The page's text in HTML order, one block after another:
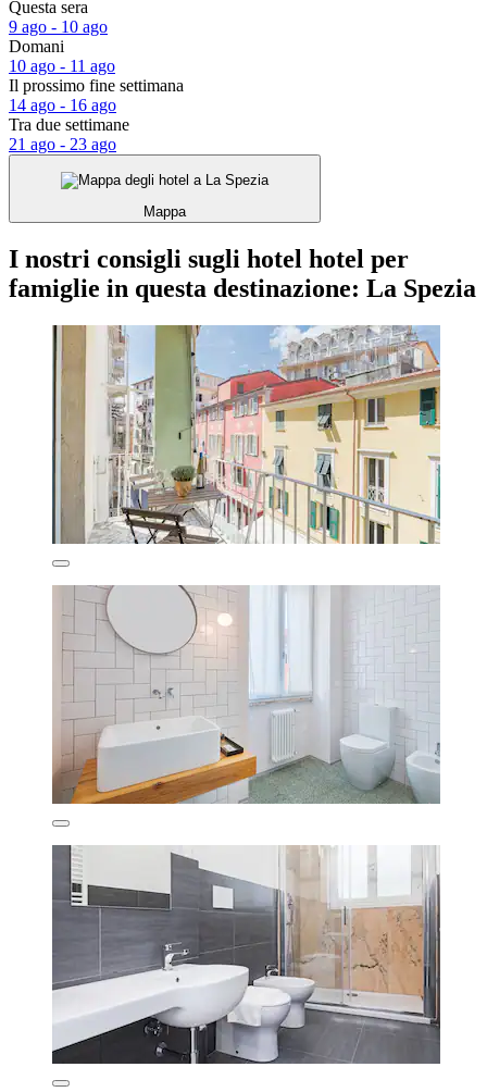
Questa sera
9 ago - 10 ago
Domani
10 ago - 11 ago
Il prossimo fine settimana
14 ago - 16 ago
Tra due settimane
21 ago - 23 ago
Mappa
I nostri consigli sugli hotel hotel per
famiglie in questa destinazione: La Spezia